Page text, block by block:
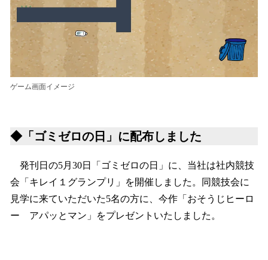
ゲーム画面イメージ
◆「ゴミゼロの日」に配布しました
発刊日の5月30日「ゴミゼロの日」に、当社は社内競技
会「キレイ１グランプリ」を開催しました。同競技会に
見学に来ていただいた5名の方に、今作「おそうじヒーロ
ー アパッとマン」をプレゼントいたしました。